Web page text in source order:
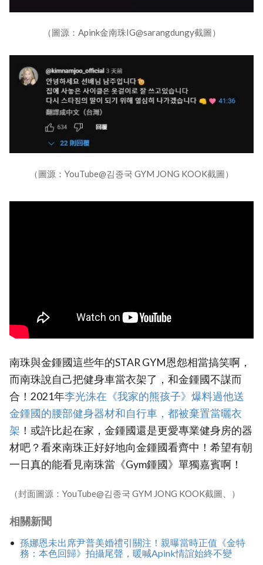
（圖源：Apink金南珠IG@sarangdungy截圖）
（圖源：YouTube@김종국 GYM JONG KOOK截圖）
南珠與金鍾國這些年的STAR GYM恩怨相當搞笑啊，
而南珠說自己把健身車當衣架了，和金鍾國不謀而
合！2021年李光洙在《我家的熊孩子》爆料過他送
金鍾國的腰部健身器材和自行車，都被棄置當曬衣
架 ！或許比起在家，金鍾國還是更愛專業健身房的器
材吧？看來南珠正好好地向金鍾國看齊中！希望有朝
一日真的能看見南珠當《Gym鍾國》單獨嘉賓啊！
（封面圖源：YouTube@김종국 GYM JONG KOOK截圖、）
相關新聞
孫娜恩未出席尹普美婚禮引關注！親曝當時正值《金特
務：本色回歸》拍攝尾聲，暖喊Apink情誼始終不變